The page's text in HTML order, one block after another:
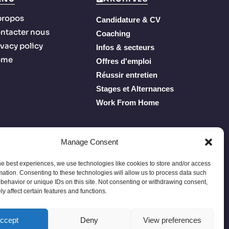
Manage Consent
best experiences, we use technologies like cookies to store and/or access
Consenting to these technologies will allow us to process data such
or unique IDs on this site. Not consenting or withdrawing consent,
affect certain features and functions.
Deny View preferences
nous
policy
Candidature & CV
Coaching
Infos & secteurs
Offres d'emploi
Réussir entretien
Stages et Alternances
Work From Home
Privacy PolicyTerms of Service